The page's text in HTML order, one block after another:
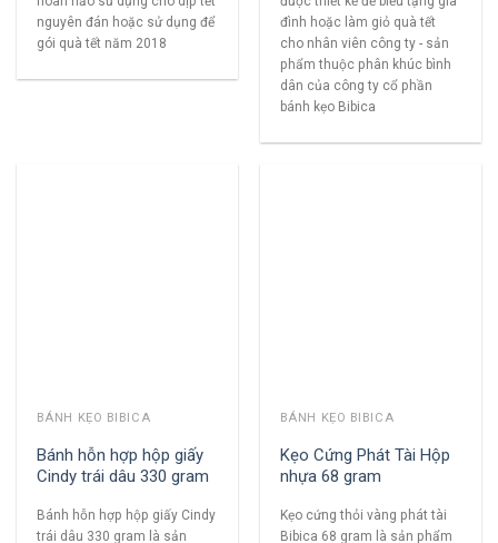
nguyên đán hoặc sử dụng để
gói quà tết năm 2018
đình hoặc làm giỏ quà tết
cho nhân viên công ty - sản
phẩm thuộc phân khúc bình
dân của công ty cổ phần
bánh kẹo Bibica
BÁNH KẸO BIBICA
Bánh hỗn hợp hộp giấy
Cindy trái dâu 330 gram
Bánh hỗn hợp hộp giấy Cindy
trái dâu 330 gram là sản
BÁNH KẸO BIBICA
Kẹo Cứng Phát Tài Hộp
nhựa 68 gram
Kẹo cứng thỏi vàng phát tài
Bibica 68 gram là sản phẩm